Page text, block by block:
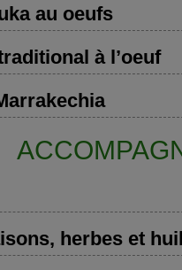
au oeufs
à l’oeuf
herbes et